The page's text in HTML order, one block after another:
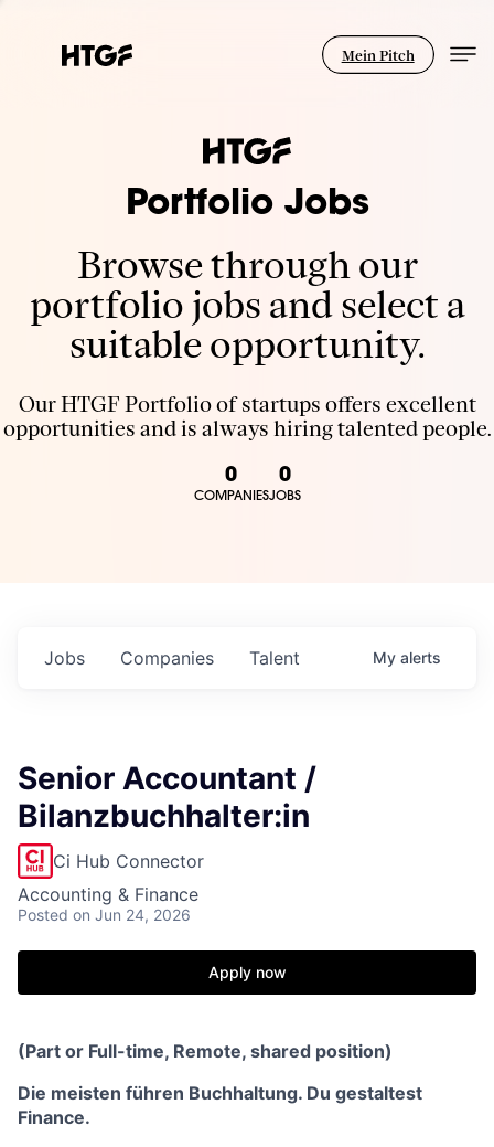
Mein Pitch
Portfolio Jobs
Browse through our
portfolio jobs and select a
suitable opportunity.
Our HTGF Portfolio of startups offers excellent
opportunities and is always hiring talented people.
0
COMPANIES
0
JOBS
Jobs Companies Talent My alerts
Senior Accountant /
Bilanzbuchhalter:in
Ci Hub Connector
Accounting & Finance
Posted on Jun 24, 2026
Apply now
(Part or Full-time, Remote, shared position)
Die meisten führen Buchhaltung. Du gestaltest
Finance.